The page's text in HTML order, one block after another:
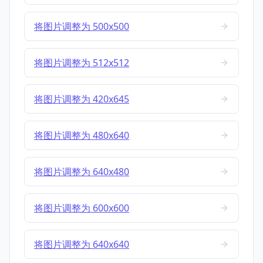
将图片调整为 500x500
将图片调整为 512x512
将图片调整为 420x645
将图片调整为 480x640
将图片调整为 640x480
将图片调整为 600x600
将图片调整为 640x640